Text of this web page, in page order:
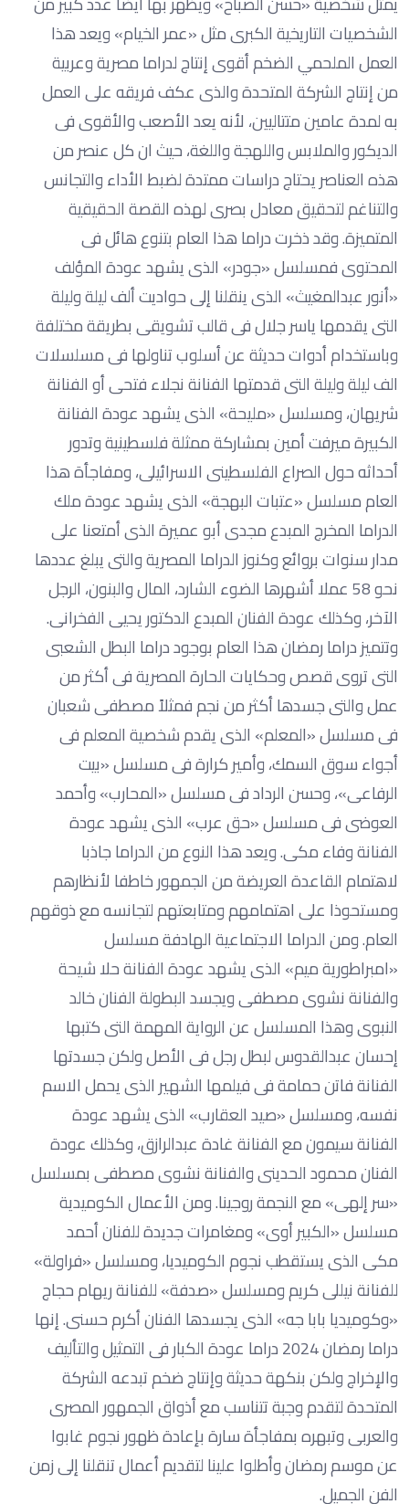
الشخصيات التاريخية الكبرى مثل «عمر الخيام» ويعد هذا
العمل الملحمي الضخم أقوى إنتاج لدراما مصرية وعربية
من إنتاج الشركة المتحدة والذى عكف فريقه على العمل
به لمدة عامين متتاليين، لأنه يعد الأصعب والأقوى فى
الديكور والملابس واللهجة واللغة، حيث ان كل عنصر من
هذه العناصر يحتاج دراسات ممتدة لضبط الأداء والتجانس
والتناغم لتحقيق معادل بصرى لهذه القصة الحقيقية
المتميزة. وقد ذخرت دراما هذا العام بتنوع هائل فى
المحتوى فمسلسل «جودر» الذى يشهد عودة المؤلف
«أنور عبدالمغيث» الذى ينقلنا إلى حواديت ألف ليلة وليلة
التى يقدمها ياسر جلال فى قالب تشويقى بطريقة مختلفة
وباستخدام أدوات حديثة عن أسلوب تناولها فى مسلسلات
الف ليلة وليلة التى قدمتها الفنانة نجلاء فتحى أو الفنانة
شريهان، ومسلسل «مليحة» الذى يشهد عودة الفنانة
الكبيرة ميرفت أمين بمشاركة ممثلة فلسطينية وتدور
أحداثه حول الصراع الفلسطينى الاسرائيلى، ومفاجأة هذا
العام مسلسل «عتبات البهجة» الذى يشهد عودة ملك
الدراما المخرج المبدع مجدى أبو عميرة الذى أمتعنا على
مدار سنوات بروائع وكنوز الدراما المصرية والتى يبلغ عددها
نحو 58 عملا أشهرها الضوء الشارد، المال والبنون، الرجل
الآخر، وكذلك عودة الفنان المبدع الدكتور يحيى الفخرانى.
وتتميز دراما رمضان هذا العام بوجود دراما البطل الشعبى
التى تروى قصص وحكايات الحارة المصرية فى أكثر من
عمل والتى جسدها أكثر من نجم فمثلاً مصطفى شعبان
فى مسلسل «المعلم» الذى يقدم شخصية المعلم فى
أجواء سوق السمك، وأمير كرارة فى مسلسل «بيت
الرفاعى»، وحسن الرداد فى مسلسل «المحارب» وأحمد
العوضى فى مسلسل «حق عرب» الذى يشهد عودة
الفنانة وفاء مكى. ويعد هذا النوع من الدراما جاذبا
لاهتمام القاعدة العريضة من الجمهور خاطفا لأنظارهم
ومستحوذا على اهتمامهم ومتابعتهم لتجانسه مع ذوقهم
العام. ومن الدراما الاجتماعية الهادفة مسلسل
«امبراطورية ميم» الذى يشهد عودة الفنانة حلا شيحة
والفنانة نشوى مصطفى ويجسد البطولة الفنان خالد
النبوى وهذا المسلسل عن الرواية المهمة التى كتبها
إحسان عبدالقدوس لبطل رجل فى الأصل ولكن جسدتها
الفنانة فاتن حمامة فى فيلمها الشهير الذى يحمل الاسم
نفسه، ومسلسل «صيد العقارب» الذى يشهد عودة
الفنانة سيمون مع الفنانة غادة عبدالرازق، وكذلك عودة
الفنان محمود الحدينى والفنانة نشوى مصطفى بمسلسل
«سر إلهى» مع النجمة روجينا. ومن الأعمال الكوميدية
مسلسل «الكبير أوى» ومغامرات جديدة للفنان أحمد
مكى الذى يستقطب نجوم الكوميديا، ومسلسل «فراولة»
للفنانة نيللى كريم ومسلسل «صدفة» للفنانة ريهام حجاج
«وكوميديا بابا جه» الذى يجسدها الفنان أكرم حسنى. إنها
دراما رمضان 2024 دراما عودة الكبار فى التمثيل والتأليف
والإخراج ولكن بنكهة حديثة وإنتاج ضخم تبدعه الشركة
المتحدة لتقدم وجبة تتناسب مع أذواق الجمهور المصرى
والعربى وتبهره بمفاجأة سارة بإعادة ظهور نجوم غابوا
عن موسم رمضان وأطلوا علينا لتقديم أعمال تنقلنا إلى زمن
الفن الجميل.